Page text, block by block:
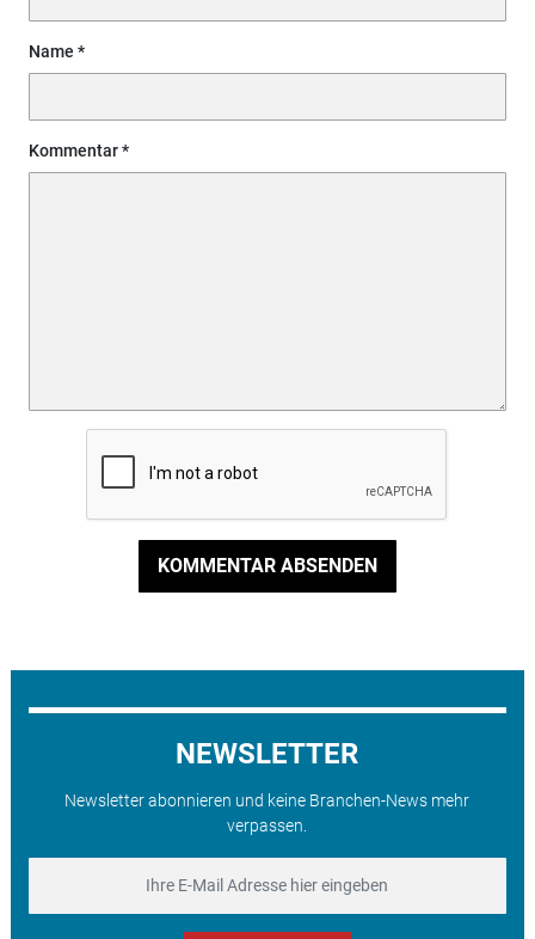
Name
Kommentar
KOMMENTAR ABSENDEN
NEWSLETTER
Newsletter abonnieren und keine Branchen-News mehr
verpassen.